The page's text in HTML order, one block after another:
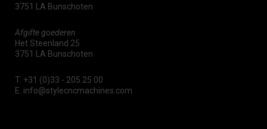
3751 LA Bunschoten
Afgifte goederen
Het Steenland 25
3751 LA Bunschoten
T. +31 (0)33 - 205 25 00
E. info@stylecncmachines.com